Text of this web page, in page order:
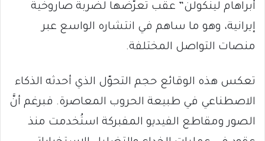
أبراهام لينكولن” عقب تعرّضها لضربة صاروخية
إيرانية، وهو ما ساهم في انتشاره الواسع عبر
منصات التواصل المختلفة.
تعكس هذه الوقائع حجم التحوّل الذي أحدثه الذكاء
الاصطناعي في طبيعة الحروب المعاصرة. فبرغم أنَّ
الصور ومقاطع الفيديو المفبركة استُخدمت منذ